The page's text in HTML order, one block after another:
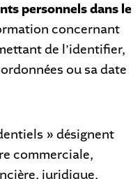
personnels dans le
concernant
de l’identifier,
ou sa date
» désignent
commerciale,
juridique,